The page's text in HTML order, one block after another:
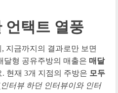
언택트 열풍
지금까지의 결과로만 보면
달형 공유주방의 매출은 매달
현재 3개 지점의 주방은 모두
인터뷰 하던 인터뷰이와 인터